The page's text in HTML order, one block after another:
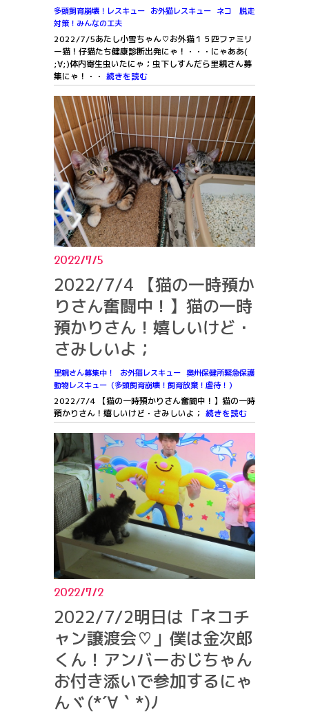
多頭飼育崩壊！レスキュー お外猫レスキュー ネコ 脱走
対策！みんなの工夫
2022/7/5あたし小雪ちゃん♡お外猫１５匹ファミリ
ー猫！仔猫たち健康診断出発にゃ！・・・にゃああ(
;∀;)体内寄生虫いたにゃ；虫下しすんだら里親さん募
集にゃ！・・ 続きを読む
2022/7/5
2022/7/4 【猫の一時預か
りさん奮闘中！】猫の一時
預かりさん！嬉しいけど・
さみしいよ；
里親さん募集中！ お外猫レスキュー 奥州保健所緊急保護
動物レスキュー（多頭飼育崩壊！飼育放棄！虐待！）
2022/7/4 【猫の一時預かりさん奮闘中！】猫の一時
預かりさん！嬉しいけど・さみしいよ； 続きを読む
2022/7/2
2022/7/2明日は「ネコチ
ャン譲渡会♡」僕は金次郎
くん！アンバーおじちゃん
お付き添いで参加するにゃ
んヾ(*´∀｀*)ﾉ